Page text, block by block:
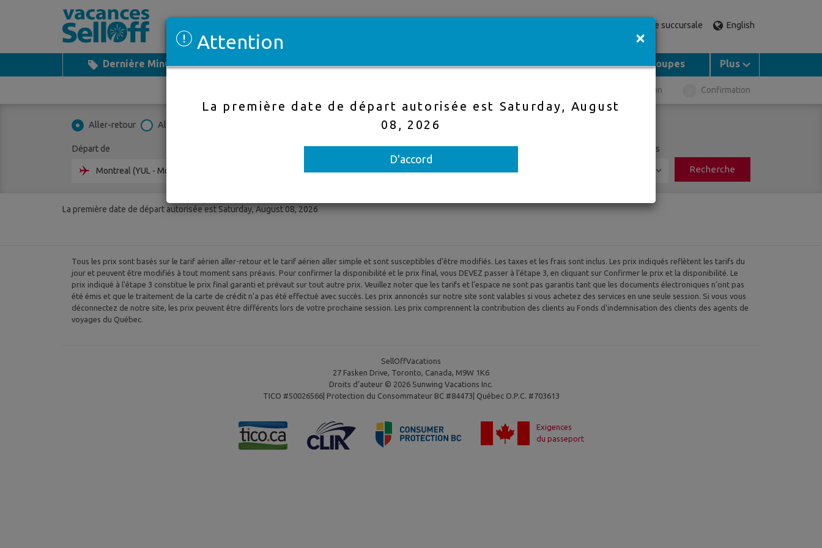
Visitez une succursale English
Dernière Minute Vacances Tout Compris Vols Hôtels Croisières Groupes Plus
Réservation Confirmation
Aller-retour Aller simple Sans escale
Départ de À destination de Dates de départ et retour Enfants
Recherche
La première date de départ autorisée est Saturday, August 08, 2026
Tous les prix sont basés sur le tarif aérien aller-retour et le tarif aérien aller simple et sont susceptibles d'être modifiés. Les taxes et les frais sont inclus. Les prix indiqués reflètent les tarifs du
jour et peuvent être modifiés à tout moment sans préavis. Pour confirmer la disponibilité et le prix final, vous DEVEZ passer à l'étape 3, en cliquant sur Confirmer le prix et la disponibilité. Le
prix indiqué à l'étape 3 constitue le prix final garanti et prévaut sur tout autre prix. Veuillez noter que les tarifs et l'espace ne sont pas garantis tant que les documents électroniques n'ont pas
été émis et que le traitement de la carte de crédit n'a pas été effectué avec succès. Les prix annoncés sur notre site sont valables si vous achetez des services en une seule session. Si vous vous
déconnectez de notre site, les prix peuvent être différents lors de votre prochaine session. Les prix comprennent la contribution des clients au Fonds d'indemnisation des clients des agents de
voyages du Québec.
SellOffVacations
27 Fasken Drive, Toronto, Canada, M9W 1K6
Droits d’auteur © 2026 Sunwing Vacations Inc.
TICO #50026566| Protection du Consommateur BC #84473| Québec O.P.C. #703613
Exigences
du passeport
Attention ×
La première date de départ autorisée est Saturday, August
08, 2026
D'accord